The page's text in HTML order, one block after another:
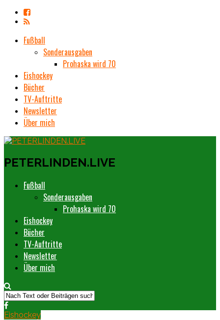
Fußball
Sonderausgaben
Prohaska wird 70
Eishockey
Bücher
TV-Auftritte
Newsletter
Über mich
PETERLINDEN.LIVE
Fußball
Sonderausgaben
Prohaska wird 70
Eishockey
Bücher
TV-Auftritte
Newsletter
Über mich
Eishockey